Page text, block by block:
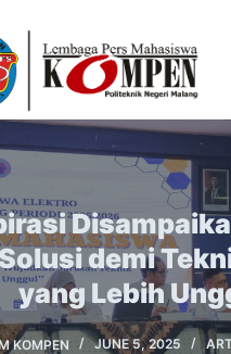
demi
yang Lebih
KOMPEN JUNE 5, 2025